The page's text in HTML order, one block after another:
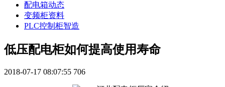
配电箱动态
变频柜资料
PLC控制柜智造
低压配电柜如何提高使用寿命
2018-07-17 08:07:55 706